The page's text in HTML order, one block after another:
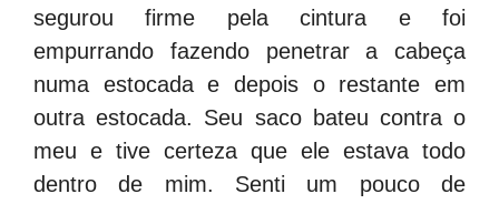
segurou firme pela cintura e foi
empurrando fazendo penetrar a cabeça
numa estocada e depois o restante em
outra estocada. Seu saco bateu contra o
meu e tive certeza que ele estava todo
dentro de mim. Senti um pouco de